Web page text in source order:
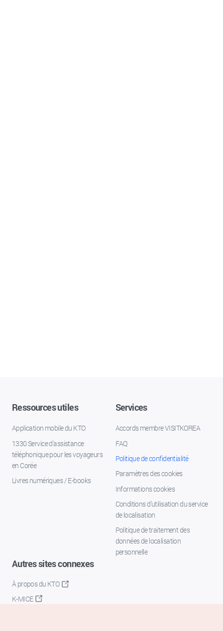
Ressources utiles
Application mobile du KTO
1330 Service d'assistance
téléphonique pour les voyageurs
en Corée
Livres numériques / E-books
Services
Accords membre VISITKOREA
FAQ
Politique de confidentialité
Paramètres des cookies
Informations cookies
Conditions d’utilisation du service
de localisation
Politique de traitement des
données de localisation
personnelle
Autres sites connexes
À propos du KTO
K-MICE